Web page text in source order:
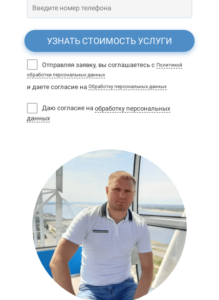
УЗНАТЬ СТОИМОСТЬ УСЛУГИ
Отправляя заявку, вы соглашаетесь с Политикой
обработки персональных данных
и даете согласие на Обработку персональных данных
Даю согласие на обработку персональных
данных